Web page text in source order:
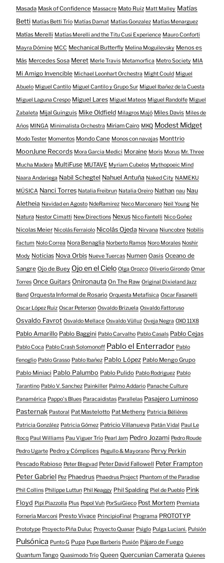
Masada Mask of Confidence Massacre Mato Ruiz Matt Malley Matías
Betti Matías Betti Trío Matías Damat Matías Gonzalez Matías Menarguez
Matías Merelli Matías Merelli and the Titu Cusi Experience Mauro Conforti
Mayra Dómine MCC Mechanical Butterfly Melina Moguilevsky Menos es
Más Mercedes Sosa Meret Merle Travis Metamorfica Metro Society MIA
Mi Amigo Invencible Michael Leonhart Orchestra Might Could Miguel
Abuelo Miguel Cantilo Miguel Cantilo y Grupo Sur Miguel Ibañez de la Cuesta
Miguel Laguna Crespo Miguel Lares Miguel Mateos Miguel Randolfe Miguel
Zabaleta Mijal Guinguis Mike Oldfield Milagros Majó Miles Davis Miles de
Años MINGA Minimalista Orchestra Miriam Cairo MKQ Modest Midget
Modo Tester Momentos Mondo Cane Monos con navajas Monttrio
MoonJune Records Mora Garcia Medici Moraine Moris Morus Mr. Three
Mucha Madera MultiFuse MUTAVE Myriam Cubelos Mythopoeic Mind
Naara Andariega Nabil Schegtel Nahuel Antuña Naked City NAMEKU
MÚSICA Nanci Torres Natalia Freibrun Natalia Oreiro Nathan nau Nau
Aletheia Navidad en Agosto NdeRamirez Neco Marcenaro Neil Young Ne
Natura Nestor Cimatti New Directions Nexus Nico Fantelli Nico Goñez
Nicolas Meier Nicolás Ferraiolo Nicolás Ojeda Nirvana Niuncobre Nobilis
Factum Nolo Correa Nora Benaglia Norberto Ramos Noro Morales Noshir
Mody Noticias Nova Orbis Nueve Tuercas Numen Oasis Oceano de
Sangre Ojo de Buey Ojo en el Cielo Olga Orozco Oliverio Girondo Omar
Torres Once Guitars Onironauta On The Raw Original Dixieland Jazz
Band Orquesta Informal de Rosario Orquesta Metafísica Oscar Fasanelli
Oscar López Ruiz Oscar Peterson Osvaldo Brizuela Osvaldo Fattoruso
Osvaldo Favrot Osvaldo Mellace Osvaldo Vülluz Oveja Negra OXO 11X8
Pablo Amarillo Pablo Baggini Pablo Carvalho Pablo Casals Pablo Cejas
Pablo Coca Pablo Crash Solomonoff Pablo el Enterrador Pablo
Fenoglio Pablo Grasso Pablo Ibañez Pablo López Pablo Mengo Grupo
Pablo Miniaci Pablo Palumbo Pablo Pulido Pablo Rodriguez Pablo
Tarantino Pablo V. Sanchez Painkiller Palmo Addario Panache Culture
Panamérica Pappo's Blues Paracaidistas Parallelas Pasajero Luminoso
Pasternak Pastoral Pat Mastelotto Pat Metheny Patricia Bélières
Patricia González Patricia Gómez Patricio Villanueva Patán Vidal Paul Le
Rocq Paul Williams Pau Viguer Trío Pearl Jam Pedro Jozami Pedro Roude
Pedro Ugarte Pedro y Cómplices Pegullo & Mayorano Pervy Perkin
Pescado Rabioso Peter Blegvad Peter David Fallowell Peter Frampton
Peter Gabriel Pez Phaedrus Phaedrus Project Phantom of the Paradise
Phil Collins Philippe Luttun Phil Keaggy Phil Spalding Piel de Pueblo Pink
Floyd Pipi Piazzolla Plus Popol Vuh PorSuiGieco Post Mortem Premiata
Fornería Marconi Presto Vivace PrincipioFinal Programa PROTOTYP
Prototype Proyecto Piña Duluc Proyecto Quasar Psiglo Pulga Luciani. Pulsión
Pulsónica Punto G Pupa Pupe Barberis Pusión Pájaro de Fuego
Quantum Tango Quasimodo Trío Queen Quercunian Camerata Quienes